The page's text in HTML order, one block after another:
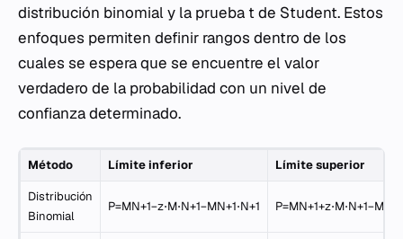
distribución binomial y la prueba t de Student. Estos
enfoques permiten definir rangos dentro de los
cuales se espera que se encuentre el valor
verdadero de la probabilidad con un nivel de
confianza determinado.
Método Límite inferior Límite superior
Distribución
Binomial
P=MN+1−z⋅M⋅N+1−MN+1⋅N+1